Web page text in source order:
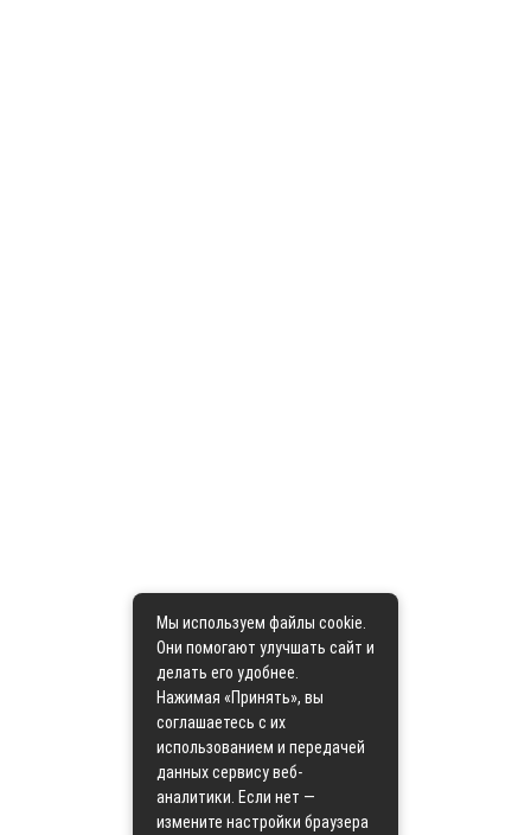
Мы используем файлы cookie.
Они помогают улучшать сайт и
делать его удобнее.
Нажимая «Принять», вы
соглашаетесь с их
использованием и передачей
данных сервису веб-
аналитики. Если нет —
измените настройки браузера